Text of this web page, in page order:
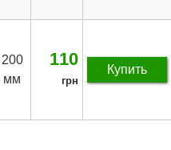
200
мм
110
грн
Купить